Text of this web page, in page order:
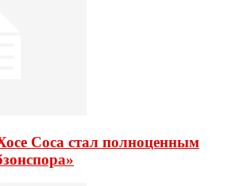
Соса стал полноценным